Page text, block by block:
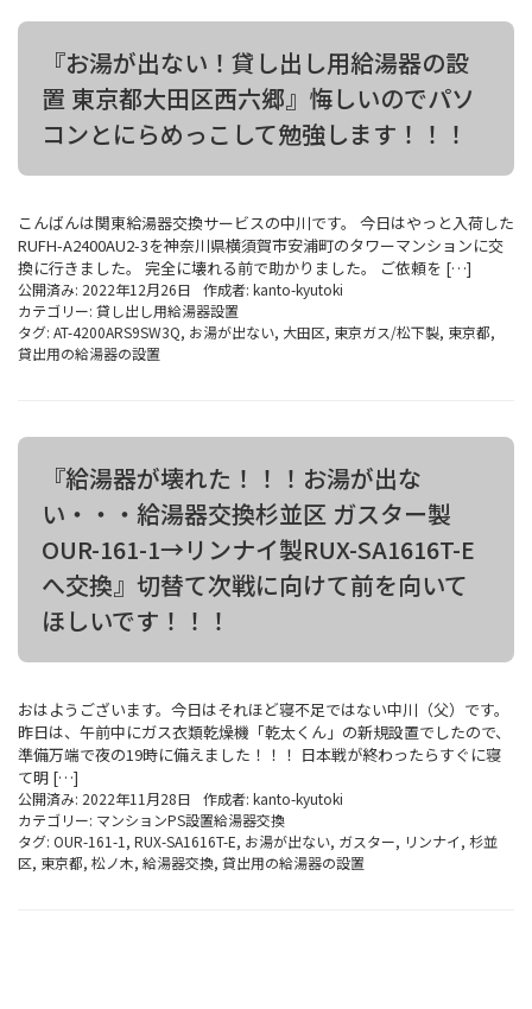
『お湯が出ない！貸し出し用給湯器の設
置 東京都大田区西六郷』悔しいのでパソ
コンとにらめっこして勉強します！！！
こんばんは関東給湯器交換サービスの中川です。 今日はやっと入荷した
RUFH-A2400AU2-3を神奈川県横須賀市安浦町のタワーマンションに交
換に行きました。 完全に壊れる前で助かりました。 ご依頼を […]
公開済み: 2022年12月26日 作成者: kanto-kyutoki
カテゴリー: 貸し出し用給湯器設置
タグ: AT-4200ARS9SW3Q, お湯が出ない, 大田区, 東京ガス/松下製, 東京都,
貸出用の給湯器の設置
『給湯器が壊れた！！！お湯が出な
い・・・給湯器交換杉並区 ガスター製
OUR-161-1→リンナイ製RUX-SA1616T-E
へ交換』切替て次戦に向けて前を向いて
ほしいです！！！
おはようございます。今日はそれほど寝不足ではない中川（父）です。
昨日は、午前中にガス衣類乾燥機「乾太くん」の新規設置でしたので、
準備万端で夜の19時に備えました！！！ 日本戦が終わったらすぐに寝
て明 […]
公開済み: 2022年11月28日 作成者: kanto-kyutoki
カテゴリー: マンションPS設置給湯器交換
タグ: OUR-161-1 , RUX-SA1616T-E, お湯が出ない, ガスター, リンナイ, 杉並
区, 東京都, 松ノ木, 給湯器交換, 貸出用の給湯器の設置